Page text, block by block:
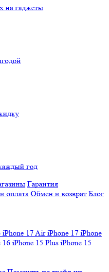
на гаджеты
год
Гарантия
оплата Обмен и возврат Блог
iPhone 17 AiriPhone 17 iPhone
16 iPhone 15 Plus iPhone 15